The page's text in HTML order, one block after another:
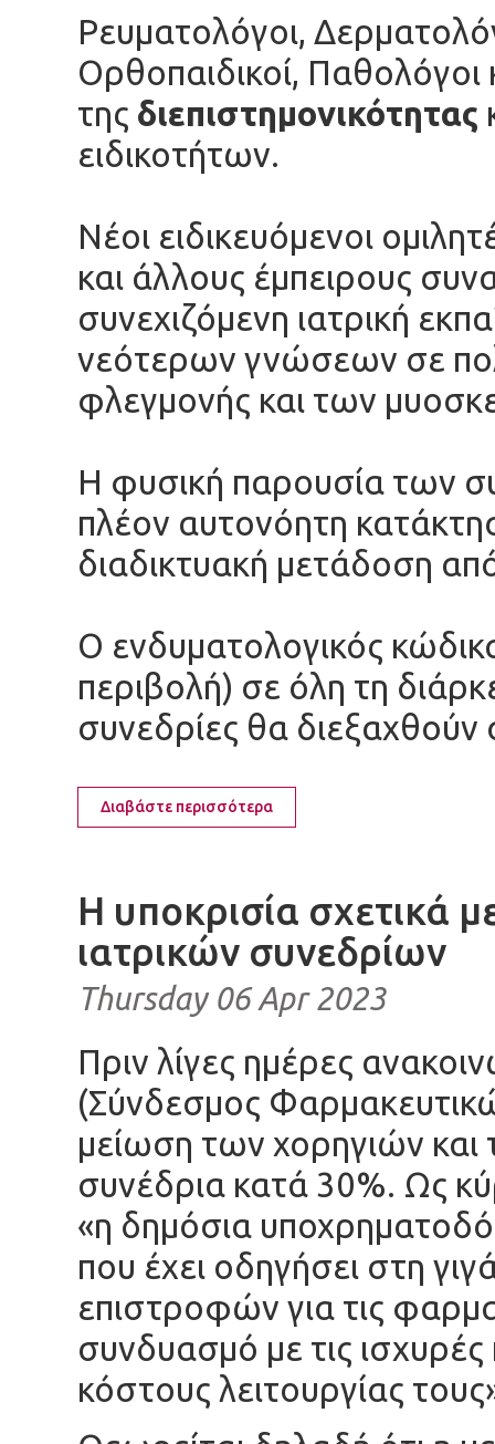
Ρευματολόγοι,
Ορθοπαιδικοί,
της διεπιστημονικότητας
ειδικοτήτων.
Νέοι ειδικευόμενοι
και άλλους έμπειρους
συνεχιζόμενη ιατρική
νεότερων γνώσεων σε
φλεγμονής και των
Η φυσική παρουσία των
πλέον αυτονόητη
διαδικτυακή μετάδοση
Ο ενδυματολογικός
περιβολή) σε όλη τη
συνεδρίες θα διεξαχθούν
Διαβάστε περισσότερα
Η υποκρισία σχετικά
ιατρικών συνεδρίων
Thursday 06 Apr 2023
Πριν λίγες ημέρες
(Σύνδεσμος
μείωση των χορηγιών
συνέδρια κατά 30%. Ως
«η δημόσια
που έχει οδηγήσει στη
επιστροφών για τις
συνδυασμό με τις
κόστους λειτουργίας